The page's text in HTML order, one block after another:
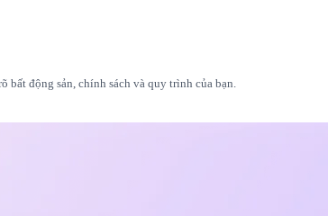
động sản, chính sách và quy trình của bạn.